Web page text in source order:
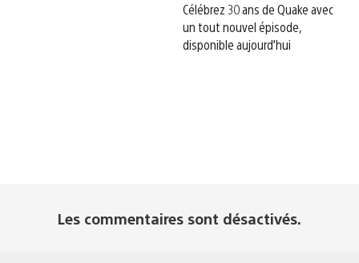
Célébrez 30 ans de Quake avec
un tout nouvel épisode,
disponible aujourd’hui
Les commentaires sont désactivés.